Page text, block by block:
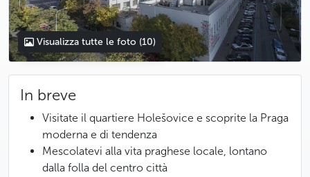
Visualizza tutte le foto (10)
In breve
Visitate il quartiere Holešovice e scoprite la Praga
moderna e di tendenza
Mescolatevi alla vita praghese locale, lontano
dalla folla del centro città